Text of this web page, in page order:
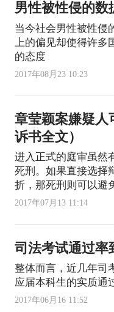
男性被性侵的数
当今社会男性被性侵
上的偏见却使得许
的态度
2017年08月23 10:23
章莹颖案嫌疑人
诉书全文）
进入正式的庭审虽然
死刑。如果直接选择
折，那死刑则可以避
2017年07月13 11:14
司法考试通过率
整体而言，近几年司
应届本科生的实质通
2017年06月16 11:52